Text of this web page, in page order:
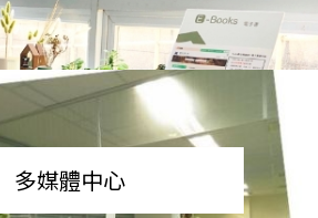
多媒體中心